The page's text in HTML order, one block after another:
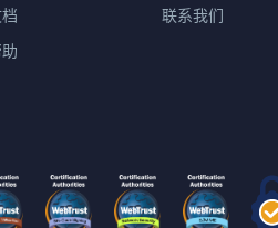
联系我们